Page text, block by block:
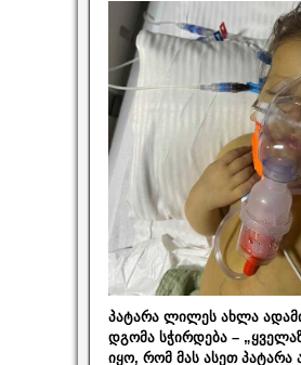
პატარა ლილეს ახლა
დგომა სჭირდება –
იყო, რომ მას ასეთ პატარა